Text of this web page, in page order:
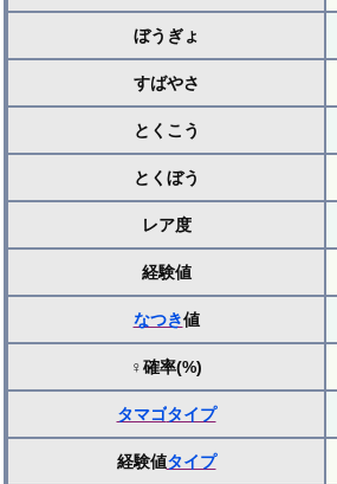
ぼうぎょ
すばやさ
とくこう
とくぼう
レア度
経験値
なつき値
♀確率(%)
タマゴタイプ
経験値タイプ